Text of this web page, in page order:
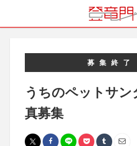
募集終了
うちのペットサン
真募集